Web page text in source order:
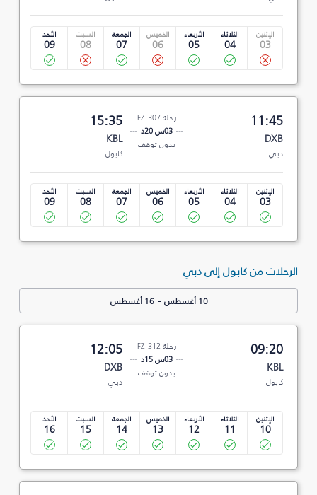
الإثنين
03
الثلاثاء
04
الأربعاء
05
الخميس
06
الجمعة
07
السبت
08
الأحد
09
11:45
DXB
دبي
رحلة FZ 307
03س 20د
بدون توقف
15:35
KBL
كابول
الإثنين
03
الثلاثاء
04
الأربعاء
05
الخميس
06
الجمعة
07
السبت
08
الأحد
09
الرحلات من كابول إلى دبي
10 أغسطس -16 أغسطس
09:20
KBL
كابول
رحلة FZ 312
03س 15د
بدون توقف
12:05
DXB
دبي
الإثنين
10
الثلاثاء
11
الأربعاء
12
الخميس
13
الجمعة
14
السبت
15
الأحد
16